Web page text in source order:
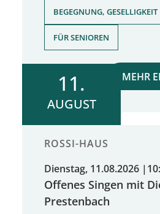
BEGEGNUNG, GESELLIGKEIT
FÜR SENIOREN
MEHR
11.
AUGUST
ROSSI-HAUS
Dienstag, 11.08.2026 |
Offenes Singen mit
Prestenbach